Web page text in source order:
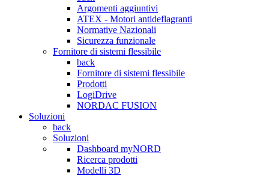
Argomenti aggiuntivi
ATEX - Motori antideflagranti
Normative Nazionali
Sicurezza funzionale
Fornitore di sistemi flessibile
back
Fornitore di sistemi flessibile
Prodotti
LogiDrive
NORDAC FUSION
Soluzioni
back
Soluzioni
Dashboard myNORD
Ricerca prodotti
Modelli 3D